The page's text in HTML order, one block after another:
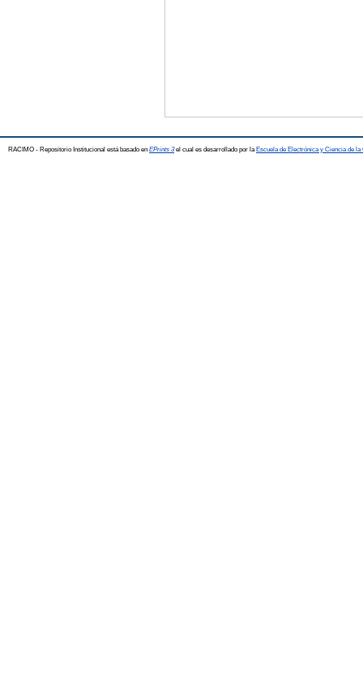
RACIMO - Repositorio Institucional está basado en EPrints 3el cual es desarrollado por la Escuela de Electrónica y Ciencia de la